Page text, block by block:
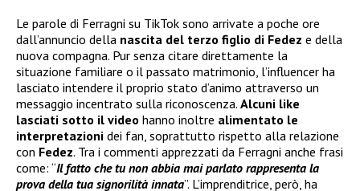
Le parole di Ferragni su TikTok sono arrivate a poche ore
dall’annuncio della nascita del terzo figlio di Fedez e della
nuova compagna. Pur senza citare direttamente la
situazione familiare o il passato matrimonio, l’influencer ha
lasciato intendere il proprio stato d’animo attraverso un
messaggio incentrato sulla riconoscenza. Alcuni like
lasciati sotto il video hanno inoltre alimentato le
interpretazioni dei fan, soprattutto rispetto alla relazione
con Fedez. Tra i commenti apprezzati da Ferragni anche frasi
come: “Il fatto che tu non abbia mai parlato rappresenta la
prova della tua signorilità innata”. L’imprenditrice, però, ha